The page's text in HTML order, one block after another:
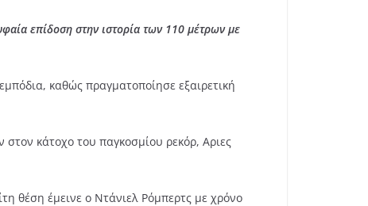
επίδοση στην ιστορία των 110 μέτρων με
καθώς πραγματοποίησε εξαιρετική
κάτοχο του παγκοσμίου ρεκόρ, Αριες
θέση έμεινε ο Ντάνιελ Ρόμπερτς με χρόνο